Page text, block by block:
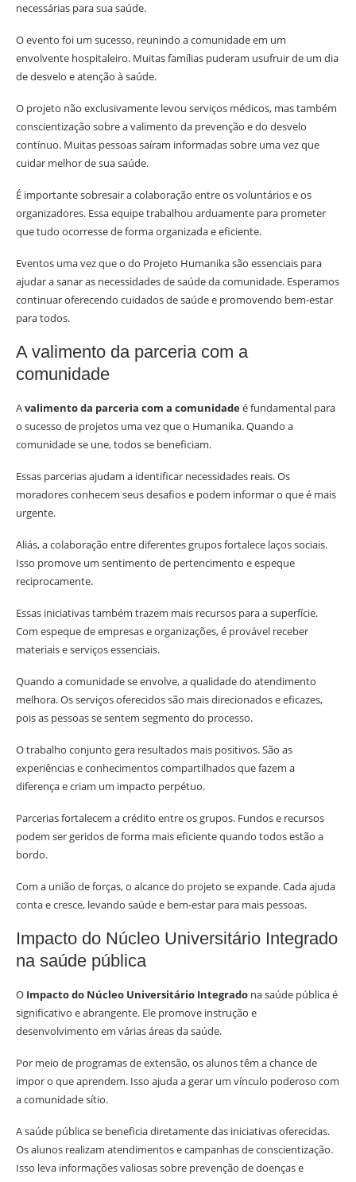
necessárias para sua saúde.
O evento foi um sucesso, reunindo a comunidade em um
envolvente hospitaleiro. Muitas famílias puderam usufruir de um dia
de desvelo e atenção à saúde.
O projeto não exclusivamente levou serviços médicos, mas também
conscientização sobre a valimento da prevenção e do desvelo
contínuo. Muitas pessoas saíram informadas sobre uma vez que
cuidar melhor de sua saúde.
É importante sobresair a colaboração entre os voluntários e os
organizadores. Essa equipe trabalhou arduamente para prometer
que tudo ocorresse de forma organizada e eficiente.
Eventos uma vez que o do Projeto Humanika são essenciais para
ajudar a sanar as necessidades de saúde da comunidade. Esperamos
continuar oferecendo cuidados de saúde e promovendo bem-estar
para todos.
A valimento da parceria com a
comunidade
Avalimento da parceria com a comunidadeé fundamental para
o sucesso de projetos uma vez que o Humanika. Quando a
comunidade se une, todos se beneficiam.
Essas parcerias ajudam a identificar necessidades reais. Os
moradores conhecem seus desafios e podem informar o que é mais
urgente.
Aliás, a colaboração entre diferentes grupos fortalece laços sociais.
Isso promove um sentimento de pertencimento e espeque
reciprocamente.
Essas iniciativas também trazem mais recursos para a superfície.
Com espeque de empresas e organizações, é provável receber
materiais e serviços essenciais.
Quando a comunidade se envolve, a qualidade do atendimento
melhora. Os serviços oferecidos são mais direcionados e eficazes,
pois as pessoas se sentem segmento do processo.
O trabalho conjunto gera resultados mais positivos. São as
experiências e conhecimentos compartilhados que fazem a
diferença e criam um impacto perpétuo.
Parcerias fortalecem a crédito entre os grupos. Fundos e recursos
podem ser geridos de forma mais eficiente quando todos estão a
bordo.
Com a união de forças, o alcance do projeto se expande. Cada ajuda
conta e cresce, levando saúde e bem-estar para mais pessoas.
Impacto do Núcleo Universitário Integrado
na saúde pública
O Impacto do Núcleo Universitário Integrado na saúde pública é
significativo e abrangente. Ele promove instrução e
desenvolvimento em várias áreas da saúde.
Por meio de programas de extensão, os alunos têm a chance de
impor o que aprendem. Isso ajuda a gerar um vínculo poderoso com
a comunidade sítio.
A saúde pública se beneficia diretamente das iniciativas oferecidas.
Os alunos realizam atendimentos e campanhas de conscientização.
Isso leva informações valiosas sobre prevenção de doenças e